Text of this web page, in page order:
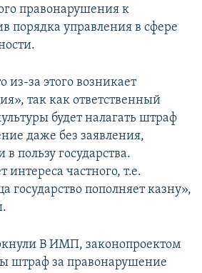
правонарушения к
порядка управления в сфере
за этого возникает
так как ответственный
будет налагать штраф
даже без заявления,
в пользу государства.
интереса частного, т.е.
государство пополняет казну»,
В ИМП, законопроектом
штраф за правонарушение